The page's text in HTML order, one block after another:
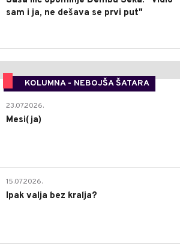
sam i ja, ne dešava se prvi put"
KOLUMNA - NEBOJŠA ŠATARA
23.07.2026.
Mesi(ja)
15.07.2026.
Ipak valja bez kralja?